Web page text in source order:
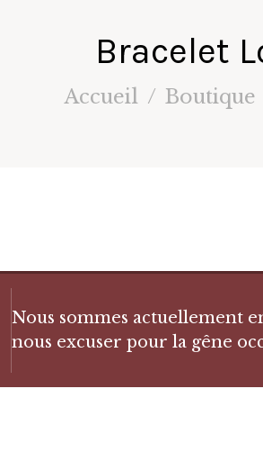
Bracelet
Accueil Boutique
Nous sommes actuellement
nous excuser pour la gêne